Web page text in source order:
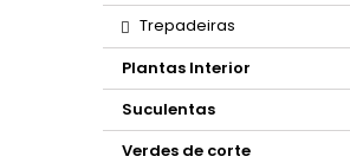
Trepadeiras
Plantas Interior
Suculentas
Verdes de corte